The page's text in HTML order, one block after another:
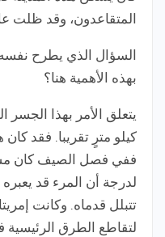
المتقاعدون، وقد ظلت
السؤال الذي يطرح
بهذه الأهمية هنا؟
يتعلق الأمر بهذا
كيلو مترٍ تقريبا. فقد كان
ففي فصل الصيف كان
لدرجة أن المرء قد
تتبلل قدماه. وكانت
لتقاطع الطرق الرئيسية